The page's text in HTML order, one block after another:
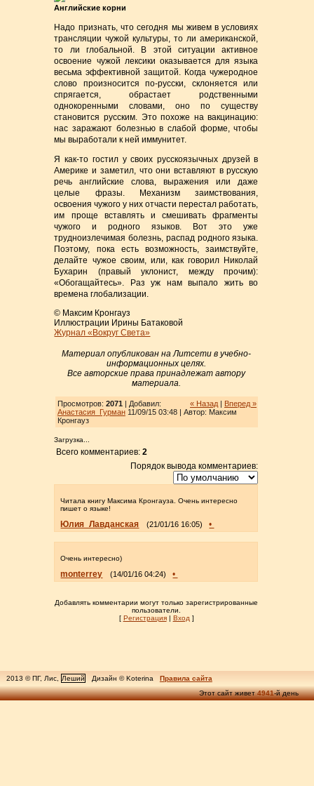
Английские корни
Надо признать, что сегодня мы живем в условиях
трансляции чужой культуры, то ли американской,
то ли глобальной. В этой ситуации активное
освоение чужой лексики оказывается для языка
весьма эффективной защитой. Когда чужеродное
слово произносится по-русски, склоняется или
спрягается, обрастает родственными
однокоренными словами, оно по существу
становится русским. Это похоже на вакцинацию:
нас заражают болезнью в слабой форме, чтобы
мы выработали к ней иммунитет.
Я как-то гостил у своих русскоязычных друзей в
Америке и заметил, что они вставляют в русскую
речь английские слова, выражения или даже
целые фразы. Механизм заимствования,
освоения чужого у них отчасти перестал работать,
им проще вставлять и смешивать фрагменты
чужого и родного языков. Вот это уже
трудноизлечимая болезнь, распад родного языка.
Поэтому, пока есть возможность, заимствуйте,
делайте чужое своим, или, как говорил Николай
Бухарин (правый уклонист, между прочим):
«Обогащайтесь». Раз уж нам выпало жить во
времена глобализации.
© Максим Кронгауз
Иллюстрации Ирины Батаковой
Журнал «Вокруг Света»
Материал опубликован на Литсети в учебно-
информационных целях.
Все авторские права принадлежат автору
материала.
« Назад | Вперед »
Просмотров: 2071| Добавил:
Анастасия_Гурман11/09/15 03:48 | Автор: Максим
Кронгауз
Загрузка...
Всего комментариев:2
Порядок вывода комментариев:
Читала книгу Максима Кронгауза. Очень интересно
пишет о языке!
Юлия_Лавданская (21/01/16 16:05) •
Очень интересно)
monterrey (14/01/16 04:24) •
Добавлять комментарии могут только зарегистрированные
пользователи.
[ Регистрация| Вход ]
2013 © ПГ, Лис, Леший Дизайн © Koterina
Правила сайта
Этот сайт живет4941-й день